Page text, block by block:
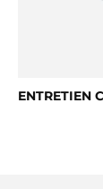
ENTRETIEN